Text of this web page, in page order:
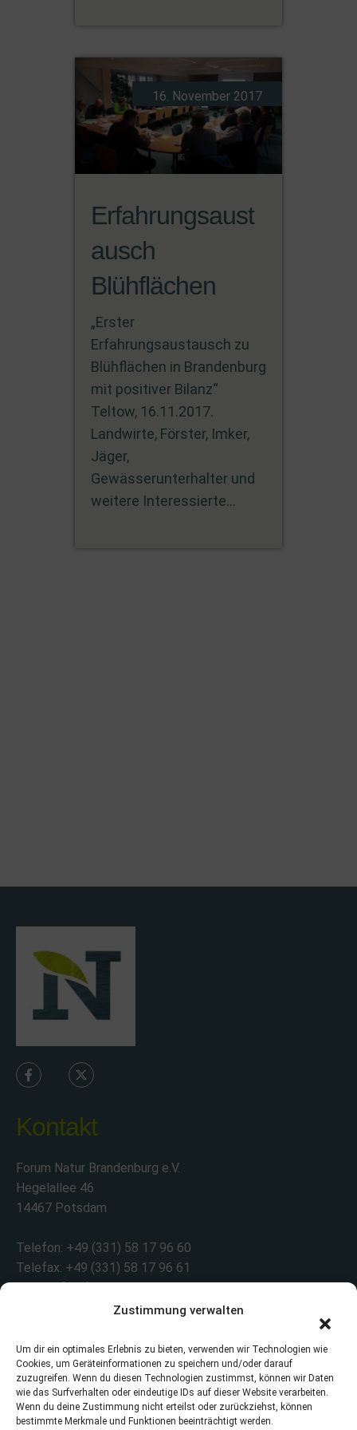
Zustimmung verwalten
Um dir ein optimales Erlebnis zu bieten, verwenden wir Technologien wie
Cookies, um Geräteinformationen zu speichern und/oder darauf
zuzugreifen. Wenn du diesen Technologien zustimmst, können wir Daten
wie das Surfverhalten oder eindeutige IDs auf dieser Website verarbeiten.
Wenn du deine Zustimmung nicht erteilst oder zurückziehst, können
bestimmte Merkmale und Funktionen beeinträchtigt werden.
Erfahrungsaust
ausch
Blühflächen
„Erster
Erfahrungsaustausch zu
Blühflächen in Brandenburg
mit positiver Bilanz“
Teltow, 16.11.2017.
Landwirte, Förster, Imker,
Jäger,
Gewässerunterhalter und
weitere Interessierte...
16. November 2017
Kontakt
Forum Natur Brandenburg e.V.
Hegelallee 46
14467 Potsdam
Telefon: +49 (331) 58 17 96 60
Telefax: +49 (331) 58 17 96 61
Email: info@forum-natur-brandenburg.de
Überblick
Startseite
Projekte im Überblick